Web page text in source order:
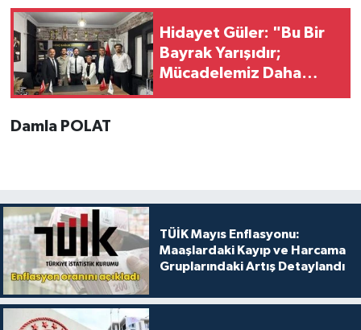
Hidayet Güler: "Bu Bir
Bayrak Yarışıdır;
Mücadelemiz Daha
Damla POLAT
TÜİK Mayıs Enflasyonu:
Maaşlardaki Kayıp ve Harcama
Gruplarındaki Artış Detaylandı